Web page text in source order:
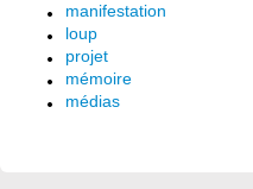
manifestation
loup
projet
mémoire
médias